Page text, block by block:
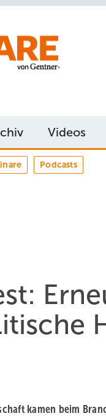
Videos
Podcasts
kamen beim